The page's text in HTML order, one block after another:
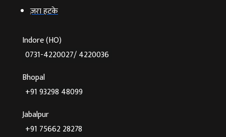
ज़रा हटके
Indore (HO)
0731-4220027/ 4220036
Bhopal
+91 93298 48099
Jabalpur
+91 75662 28278